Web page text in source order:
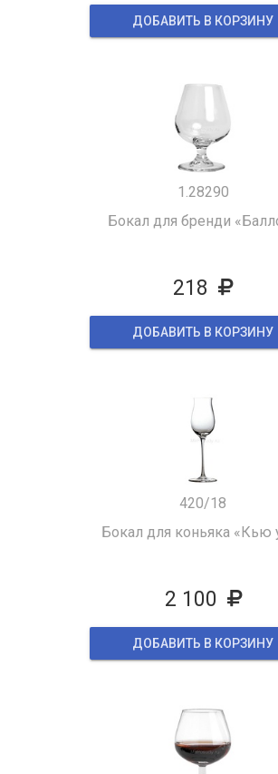
ДОБАВИТЬ В КОРЗИНУ
1.28290
Бокал для бренди
218
ДОБАВИТЬ В КОРЗИНУ
420/18
Бокал для коньяка «Кью
2 100
ДОБАВИТЬ В КОРЗИНУ